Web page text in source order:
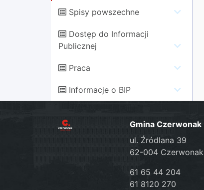
Spisy powszechne
Dostęp do Informacji
Publicznej
Praca
Informacje o BIP
Gmina Czerwonak
ul. Źródlana 39
62-004 Czerwonak
61 65 44 204
61 8120 270